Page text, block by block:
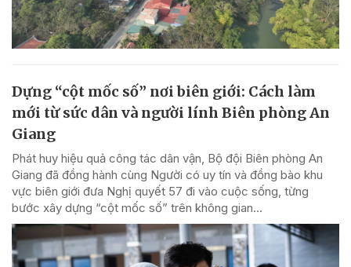
Dựng “cột mốc số” nơi biên giới: Cách làm
mới từ sức dân và người lính Biên phòng An
Giang
Phát huy hiệu quả công tác dân vận, Bộ đội Biên phòng An
Giang đã đồng hành cùng Người có uy tín và đồng bào khu
vực biên giới đưa Nghị quyết 57 đi vào cuộc sống, từng
bước xây dựng “cột mốc số” trên không gian...